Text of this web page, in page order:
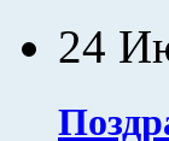
24